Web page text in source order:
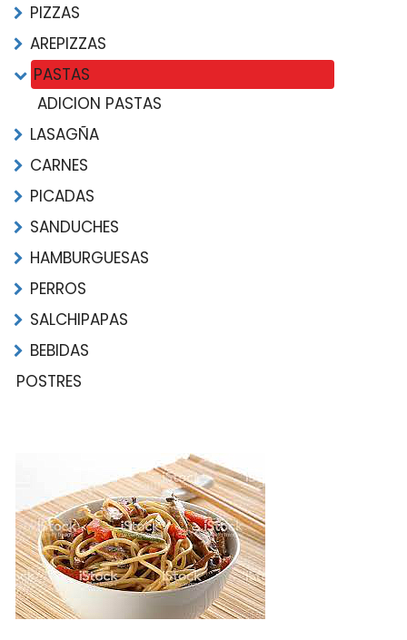
PIZZAS
AREPIZZAS
PASTAS
ADICION PASTAS
LASAGÑA
CARNES
PICADAS
SANDUCHES
HAMBURGUESAS
PERROS
SALCHIPAPAS
BEBIDAS
POSTRES